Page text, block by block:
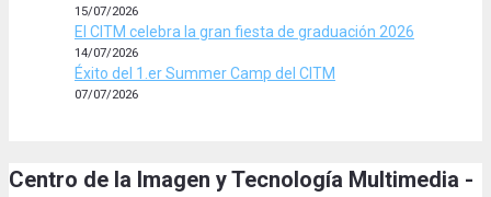
15/07/2026
El CITM celebra la gran fiesta de graduación 2026
14/07/2026
Éxito del 1.er Summer Camp del CITM
07/07/2026
Centro de la Imagen y Tecnología Multimedia -